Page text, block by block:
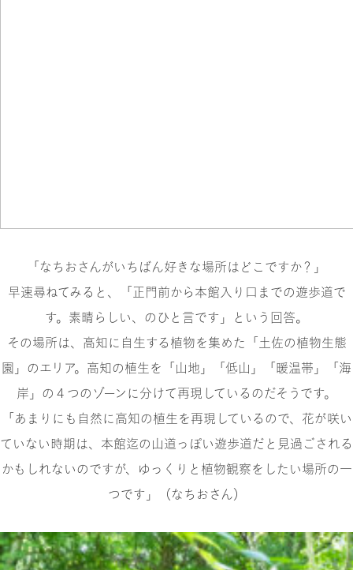
「なちおさんがいちばん好きな場所はどこですか？」
早速尋ねてみると、「正門前から本館入り口までの遊歩道で
す。素晴らしい、のひと言です」という回答。
その場所は、高知に自生する植物を集めた「土佐の植物生態
園」のエリア。高知の植生を「山地」「低山」「暖温帯」「海
岸」の４つのゾーンに分けて再現しているのだそうです。
「あまりにも自然に高知の植生を再現しているので、花が咲い
ていない時期は、本館迄の山道っぽい遊歩道だと見過ごされる
かもしれないのですが、ゆっくりと植物観察をしたい場所の一
つです」（なちおさん）